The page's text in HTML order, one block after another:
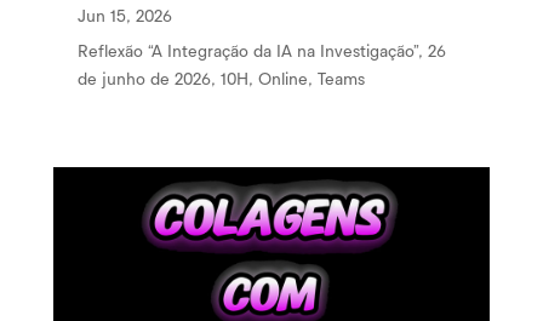
Jun 15, 2026
Reflexão “A Integração da IA na Investigação”, 26
de junho de 2026, 10H, Online, Teams